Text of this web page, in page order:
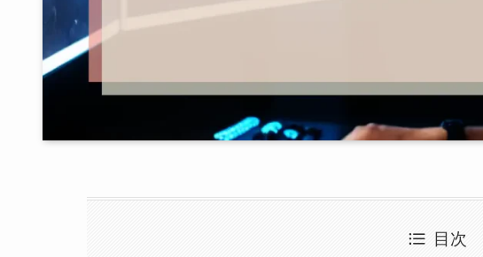
目次